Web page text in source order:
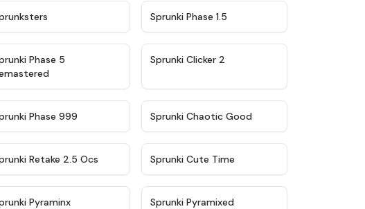
Sprunki Phase 1.5
Phase 5
Sprunki Clicker 2
Phase 999 ★
Sprunki Chaotic Good
★
Retake 2.5 Ocs Sprunki Cute Time
Pyraminx Sprunki Pyramixed